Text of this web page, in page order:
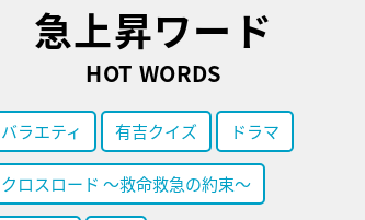
急上昇ワード
HOT WORDS
バラエティ 有吉クイズ ドラマ
クロスロード ～救命救急の約束～